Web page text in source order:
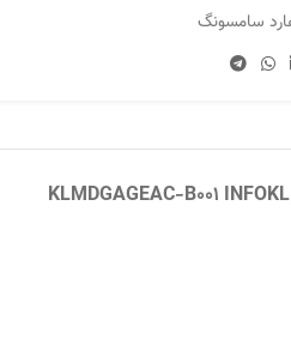
سامسونگ
KLMDGAGEAC-B001 INFO